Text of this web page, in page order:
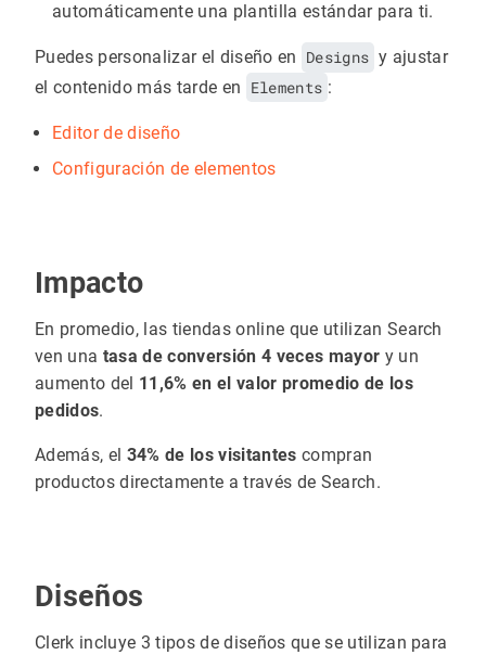
automáticamente una plantilla estándar para ti.
Puedes personalizar el diseño en Designs y ajustar
el contenido más tarde en Elements :
Editor de diseño
Configuración de elementos
Impacto
En promedio, las tiendas online que utilizan Search
ven una tasa de conversión 4 veces mayor y un
aumento del 11,6% en el valor promedio de los
pedidos.
Además, el 34% de los visitantes compran
productos directamente a través de Search.
Diseños
Clerk incluye 3 tipos de diseños que se utilizan para